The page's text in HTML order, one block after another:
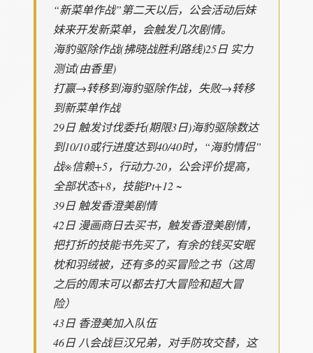
“新菜单作战”第二天以后，公会活动后妹
妹来开发新菜单，会触发几次剧情。
海豹驱除作战(拂晓战胜利路线)25日 实力
测试(由香里)
打赢→转移到海豹驱除作战，失败→转移
到新菜单作战
29日 触发讨伐委托(期限3日)海豹驱除数达
到10/10或行进度达到40/40时，“海豹情侣”
战※信赖+5，行动力-20，公会评价提高，
全部状态+8，技能Pt+12 ~
39日 触发香澄美剧情
42日 漫画商日去买书，触发香澄美剧情，
把打折的技能书先买了，有余的钱买安眠
枕和羽绒被，还有多的买冒险之书（这周
之后的周末可以都去打大冒险和超大冒
险）
43日 香澄美加入队伍
46日 八会战巨汉兄弟，对手防攻交替，这